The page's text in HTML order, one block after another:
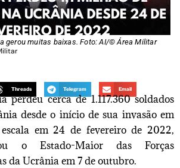
gerou muitas baixas. Foto: AI/© Área Militar
Threads Telegram Email
perdeu cerca de 1.117.360 soldados
desde o início de sua invasão em
em 24 de fevereiro de 2022,
o Estado-Maior das Forças
da Ucrânia em 7 de outubro.